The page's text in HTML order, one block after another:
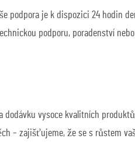
podpora je k dispozici 24
podporu, poradenství
vysoce kvalitních
– zajišťujeme, že se s růstem